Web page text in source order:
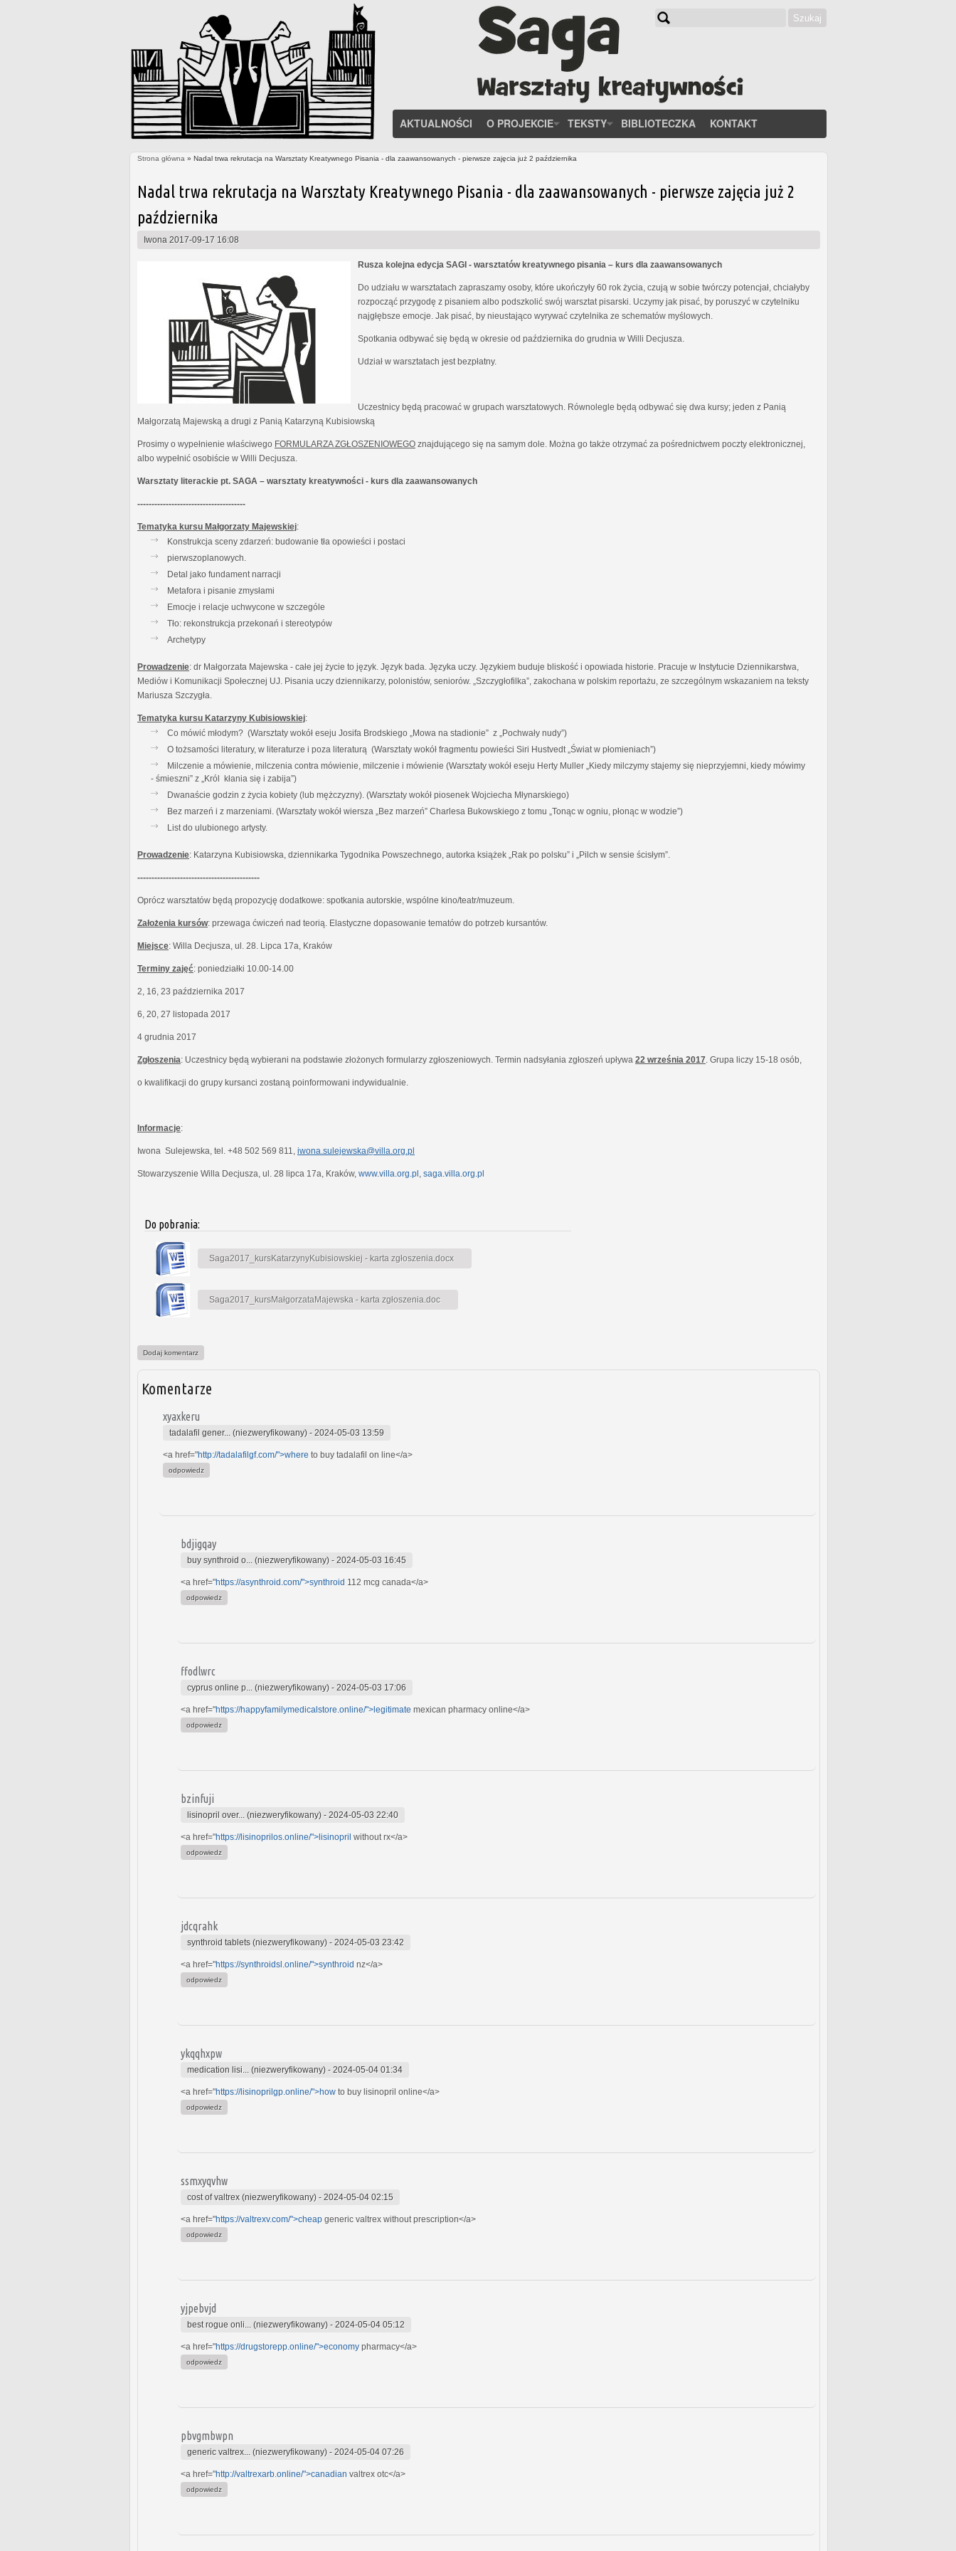
Szukaj
AKTUALNOŚCI O PROJEKCIE TEKSTY BIBLIOTECZKA KONTAKT
Strona główna » Nadal trwa rekrutacja na Warsztaty Kreatywnego Pisania - dla zaawansowanych - pierwsze zajęcia już 2 października
Nadal trwa rekrutacja na Warsztaty Kreatywnego Pisania - dla zaawansowanych - pierwsze zajęcia już 2
października
Iwona 2017-09-17 16:08
Rusza kolejna edycja SAGI - warsztatów kreatywnego pisania – kurs dla zaawansowanych
Do udziału w warsztatach zapraszamy osoby, które ukończyły 60 rok życia, czują w sobie twórczy potencjał, chciałyby
rozpocząć przygodę z pisaniem albo podszkolić swój warsztat pisarski. Uczymy jak pisać, by poruszyć w czytelniku
najgłębsze emocje. Jak pisać, by nieustająco wyrywać czytelnika ze schematów myślowych.
Spotkania odbywać się będą w okresie od października do grudnia w Willi Decjusza.
Udział w warsztatach jest bezpłatny.
Uczestnicy będą pracować w grupach warsztatowych. Równolegle będą odbywać się dwa kursy; jeden z Panią
Małgorzatą Majewską a drugi z Panią Katarzyną Kubisiowską
Prosimy o wypełnienie właściwego FORMULARZA ZGŁOSZENIOWEGO znajdującego się na samym dole. Można go także otrzymać za pośrednictwem poczty elektronicznej,
albo wypełnić osobiście w Willi Decjusza.
Warsztaty literackie pt. SAGA – warsztaty kreatywności - kurs dla zaawansowanych
--------------------------------------
Tematyka kursu Małgorzaty Majewskiej:
Konstrukcja sceny zdarzeń: budowanie tła opowieści i postaci
pierwszoplanowych.
Detal jako fundament narracji
Metafora i pisanie zmysłami
Emocje i relacje uchwycone w szczególe
Tło: rekonstrukcja przekonań i stereotypów
Archetypy
Prowadzenie: dr Małgorzata Majewska - całe jej życie to język. Język bada. Języka uczy. Językiem buduje bliskość i opowiada historie. Pracuje w Instytucie Dziennikarstwa,
Mediów i Komunikacji Społecznej UJ. Pisania uczy dziennikarzy, polonistów, seniorów. „Szczygłofilka”, zakochana w polskim reportażu, ze szczególnym wskazaniem na teksty
Mariusza Szczygła.
Tematyka kursu Katarzyny Kubisiowskiej:
Co mówić młodym? (Warsztaty wokół eseju Josifa Brodskiego „Mowa na stadionie” z „Pochwały nudy”)
O tożsamości literatury, w literaturze i poza literaturą (Warsztaty wokół fragmentu powieści Siri Hustvedt „Świat w płomieniach”)
Milczenie a mówienie, milczenia contra mówienie, milczenie i mówienie (Warsztaty wokół eseju Herty Muller „Kiedy milczymy stajemy się nieprzyjemni, kiedy mówimy
- śmieszni” z „Król kłania się i zabija”)
Dwanaście godzin z życia kobiety (lub mężczyzny). (Warsztaty wokół piosenek Wojciecha Młynarskiego)
Bez marzeń i z marzeniami. (Warsztaty wokół wiersza „Bez marzeń” Charlesa Bukowskiego z tomu „Tonąc w ogniu, płonąc w wodzie”)
List do ulubionego artysty.
Prowadzenie: Katarzyna Kubisiowska, dziennikarka Tygodnika Powszechnego, autorka książek „Rak po polsku” i „Pilch w sensie ścisłym”.
-------------------------------------------
Oprócz warsztatów będą propozycję dodatkowe: spotkania autorskie, wspólne kino/teatr/muzeum.
Założenia kursów: przewaga ćwiczeń nad teorią. Elastyczne dopasowanie tematów do potrzeb kursantów.
Miejsce: Willa Decjusza, ul. 28. Lipca 17a, Kraków
Terminy zajęć: poniedziałki 10.00-14.00
2, 16, 23 października 2017
6, 20, 27 listopada 2017
4 grudnia 2017
Zgłoszenia: Uczestnicy będą wybierani na podstawie złożonych formularzy zgłoszeniowych. Termin nadsyłania zgłoszeń upływa 22 września 2017. Grupa liczy 15-18 osób,
o kwalifikacji do grupy kursanci zostaną poinformowani indywidualnie.
Informacje:
Iwona Sulejewska, tel. +48 502 569 811, iwona.sulejewska@villa.org.pl
Stowarzyszenie Willa Decjusza, ul. 28 lipca 17a, Kraków, www.villa.org.pl , saga.villa.org.pl
Do pobrania:
Saga2017_kursKatarzynyKubisiowskiej - karta zgłoszenia.docx
Saga2017_kursMałgorzataMajewska - karta zgłoszenia.doc
Dodaj komentarz
Komentarze
xyaxkeru
tadalafil gener... (niezweryfikowany) - 2024-05-03 13:59
<a href="http://tadalafilgf.com/">where to buy tadalafil on line</a>
odpowiedz
bdjigqay
buy synthroid o... (niezweryfikowany) - 2024-05-03 16:45
<a href="https://asynthroid.com/">synthroid 112 mcg canada</a>
odpowiedz
ffodlwrc
cyprus online p... (niezweryfikowany) - 2024-05-03 17:06
<a href="https://happyfamilymedicalstore.online/">legitimate mexican pharmacy online</a>
odpowiedz
bzinfuji
lisinopril over... (niezweryfikowany) - 2024-05-03 22:40
<a href="https://lisinoprilos.online/">lisinopril without rx</a>
odpowiedz
jdcqrahk
synthroid tablets (niezweryfikowany) - 2024-05-03 23:42
<a href="https://synthroidsl.online/">synthroid nz</a>
odpowiedz
ykqqhxpw
medication lisi... (niezweryfikowany) - 2024-05-04 01:34
<a href="https://lisinoprilgp.online/">how to buy lisinopril online</a>
odpowiedz
ssmxyqvhw
cost of valtrex (niezweryfikowany) - 2024-05-04 02:15
<a href="https://valtrexv.com/">cheap generic valtrex without prescription</a>
odpowiedz
yjpebvjd
best rogue onli... (niezweryfikowany) - 2024-05-04 05:12
<a href="https://drugstorepp.online/">economy pharmacy</a>
odpowiedz
pbvgmbwpn
generic valtrex... (niezweryfikowany) - 2024-05-04 07:26
<a href="http://valtrexarb.online/">canadian valtrex otc</a>
odpowiedz